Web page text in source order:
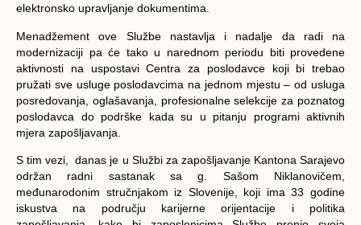
elektronsko upravljanje dokumentima.
Menadžement ove Službe nastavlja i nadalje da radi na
modernizaciji pa će tako u narednom periodu biti provedene
aktivnosti na uspostavi Centra za poslodavce koji bi trebao
pružati sve usluge poslodavcima na jednom mjestu – od usluga
posredovanja, oglašavanja, profesionalne selekcije za poznatog
poslodavca do podrške kada su u pitanju programi aktivnih
mjera zapošljavanja.
S tim vezi, danas je u Službi za zapošljavanje Kantona Sarajevo
održan radni sastanak sa g. Sašom Niklanovičem,
međunarodonim stručnjakom iz Slovenije, koji ima 33 godine
iskustva na području karijerne orijentacije i politika